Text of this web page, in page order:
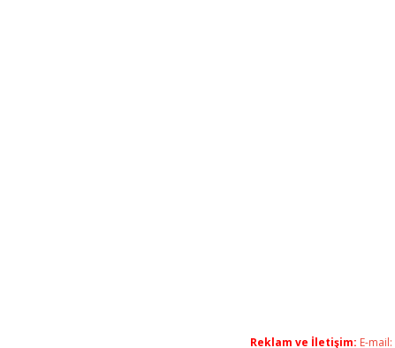
Reklam ve İletişim: E-mail: